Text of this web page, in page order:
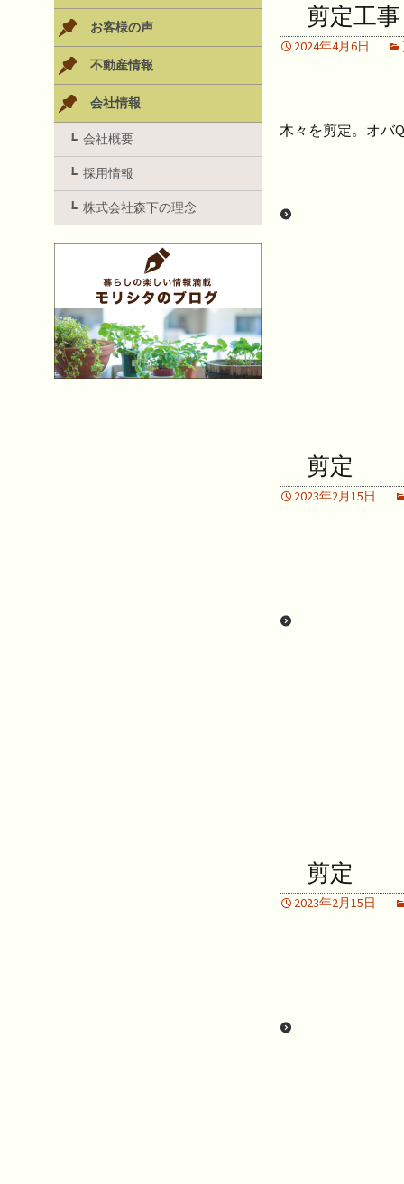
剪定工事
2024年4月6日
木々を剪定。オバ
剪定
2023年2月15日
剪定
2023年2月15日
お客様の声
不動産情報
会社情報
会社概要
採用情報
株式会社森下の理念